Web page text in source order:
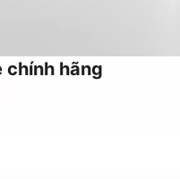
chính hãng